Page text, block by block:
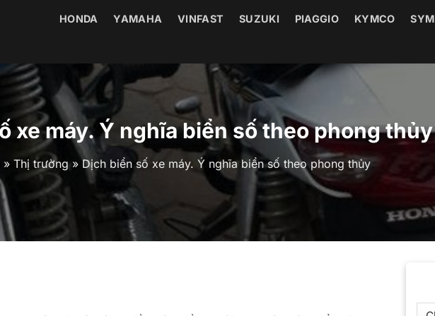
HONDA YAMAHA VINFAST SUZUKI PIAGGIO KYMCO SYM
xe máy. Ý nghĩa biển số theo phong thủy
» Thị trường» Dịch biển số xe máy. Ý nghĩa biển số theo phong thủy